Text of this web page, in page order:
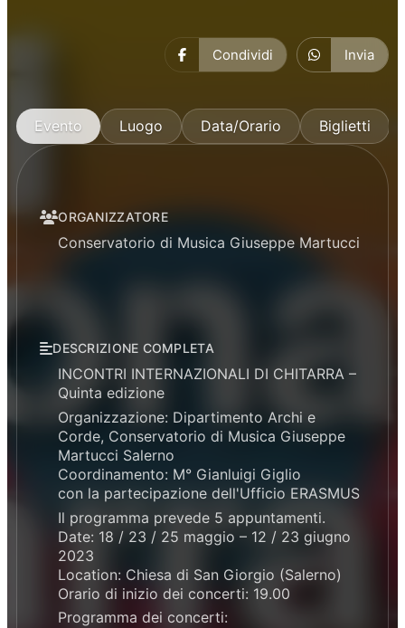
Condividi Invia
Evento Luogo Data/Orario Biglietti
ORGANIZZATORE
Conservatorio di Musica Giuseppe Martucci
DESCRIZIONE COMPLETA
INCONTRI INTERNAZIONALI DI CHITARRA –
Quinta edizione
Organizzazione: Dipartimento Archi e
Corde, Conservatorio di Musica Giuseppe
Martucci Salerno
Coordinamento: M° Gianluigi Giglio
con la partecipazione dell'Ufficio ERASMUS
Il programma prevede 5 appuntamenti.
Date: 18 / 23 / 25 maggio – 12 / 23 giugno
2023
Location: Chiesa di San Giorgio (Salerno)
Orario di inizio dei concerti: 19.00
Programma dei concerti: